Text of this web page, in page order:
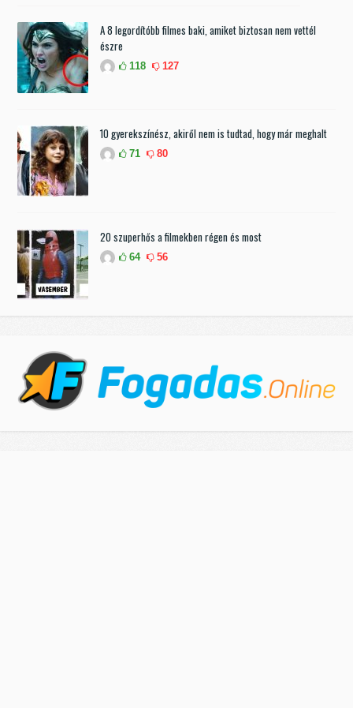
A 8 legordítóbb filmes baki, amiket biztosan nem vettél
észre
118 127
10 gyerekszínész, akiről nem is tudtad, hogy már meghalt
71 80
20 szuperhős a filmekben régen és most
64 56